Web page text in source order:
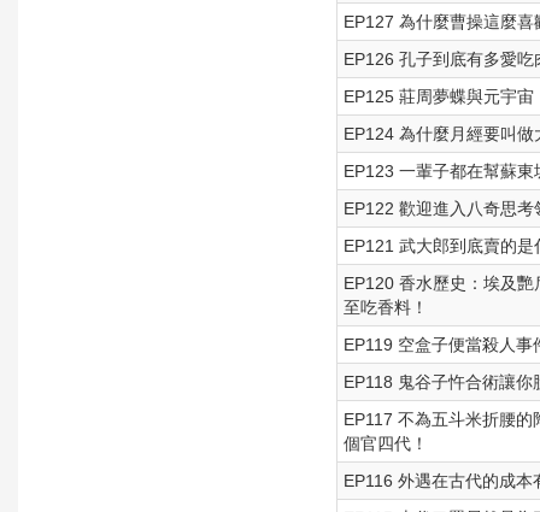
EP127 為什麼曹操這麼
EP126 孔子到底有多愛吃
EP125 莊周夢蝶與元宇宙
EP124 為什麼月經要叫做
EP123 一輩子都在幫蘇
EP122 歡迎進入八奇思
EP121 武大郎到底賣的是
EP120 香水歷史：埃及
至吃香料！
EP119 空盒子便當殺人
EP118 鬼谷子忤合術讓
EP117 不為五斗米折腰
個官四代！
EP116 外遇在古代的成